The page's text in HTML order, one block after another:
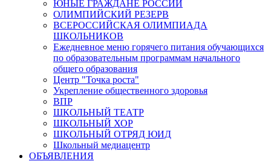
ЮНЫЕ ГРАЖДАНЕ РОССИИ
ОЛИМПИЙСКИЙ РЕЗЕРВ
ВСЕРОССИЙСКАЯ ОЛИМПИАДА
ШКОЛЬНИКОВ
Ежедневное меню горячего питания обучающихся
по образовательным программам начального
общего образования
Центр "Точка роста"
Укрепление общественного здоровья
ВПР
ШКОЛЬНЫЙ ТЕАТР
ШКОЛЬНЫЙ ХОР
ШКОЛЬНЫЙ ОТРЯД ЮИД
Школьный медиацентр
ОБЪЯВЛЕНИЯ